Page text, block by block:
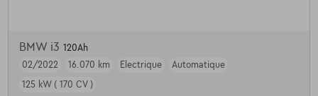
BMW i3 120Ah
02/2022
16.070 km Electrique
Automatique
125 kW ( 170 CV )